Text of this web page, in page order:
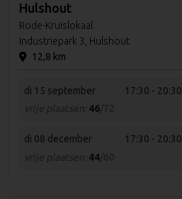
Hulshout
Rode-Kruislokaal
Industriepark 3, Hulshout
12,8 km
di 15 september
17:30 - 20:30
vrije plaatsen: 46/72
di 08 december
17:30 - 20:30
vrije plaatsen: 44/60